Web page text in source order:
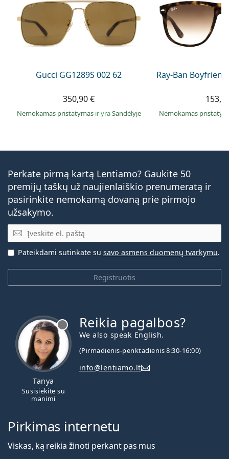
Gucci GG1289S 002 62
350,90 €
Nemokamas pristatymas ir yraSandėlyje
Ray-Ban
Nemokamas
Perkate pirmą kartą Lentiamo? Gaukite 50
premijų taškų už naujienlaiškio prenumeratą ir
pasirinkite nemokamą dovaną prie pirmojo
užsakymo.
El. pašto adresas
Registruotis
Pateikdami sutinkate su savo asmens duomenų tvarkymu.
Tanya
Susisiekite su
manimi
Reikia pagalbos?
We also speak English.
(Pirmadienis-penktadienis 8:30-16:00)
info@lentiamo.lt
Pirkimas internetu
Viskas, ką reikia žinoti perkant pas mus